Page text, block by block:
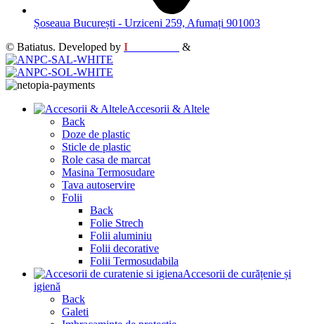
Șoseaua București - Urziceni 259, Afumați 901003
© Batiatus. Developed by I &
Accesorii & Altele
Back
Doze de plastic
Sticle de plastic
Role casa de marcat
Masina Termosudare
Tava autoservire
Folii
Back
Folie Strech
Folii aluminiu
Folii decorative
Folii Termosudabila
Accesorii de curățenie și
igienă
Back
Galeti